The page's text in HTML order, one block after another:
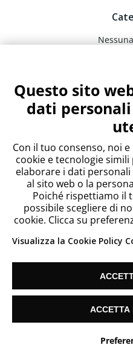
Feed
Feed
Since 2018 Telecontact
Cookie Settings|
Questo sito
dati
Con il tuo consenso, noi
cookie e tecnologie
elaborare i dati
al sito web o la
Poiché rispettiamo il
possibile scegliere di
cookie. Clicca su
Visualizza la Cookie Policy
ACCETTA